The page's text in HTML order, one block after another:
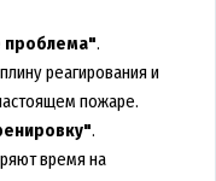
проблема".
реагирования и
пожаре.
.
время на